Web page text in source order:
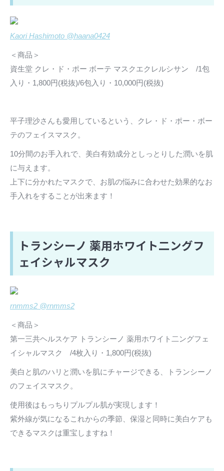
Kaori Hashimoto @haana0424
＜商品＞
資生堂 クレ・ド・ポー ボーテ マスクエクレルシサン /1包
入り・1,800円(税抜)/6包入り・10,000円(税抜)
平子理沙さんも愛用しているという、クレ・ド・ポー・ボー
テのフェイスマスク。
10分間のお手入れで、美白有効成分としっとりした潤いを肌
に与えます。
上下に分かれたマスクで、お肌の悩みに合わせた効果的なお
手入れをすることが出来ます！
トランシーノ 薬用ホワイト二ングフ
ェイシャルマスク
rnmms2 @rnmms2
＜商品＞
第一三共ヘルスケア トランシーノ 薬用ホワイト二ングフェ
イシャルマスク /4枚入り・1,800円(税抜)
美白と肌のハリと潤いを肌にチャージできる、トランシーノ
のフェイスマスク。
使用後はもっちりプルプル肌が実現します！
紫外線が気になるこれからの季節、保湿と同時に美白ケアも
できるマスクは重宝しますね！